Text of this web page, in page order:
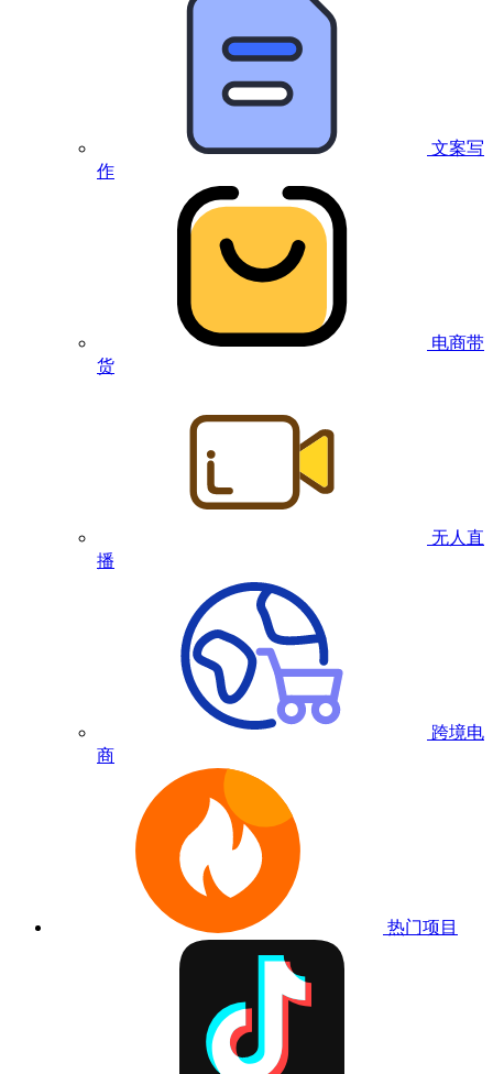
文案写
作
电商带
货
无人直
播
跨境电
商
热门项目